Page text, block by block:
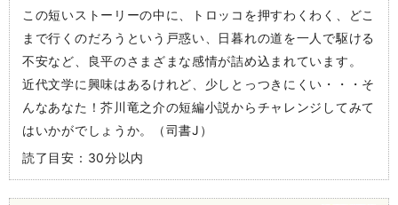
この短いストーリーの中に、トロッコを押すわくわく、どこ
まで行くのだろうという戸惑い、日暮れの道を一人で駆ける
不安など、良平のさまざまな感情が詰め込まれています。
近代文学に興味はあるけれど、少しとっつきにくい・・・そ
んなあなた！芥川竜之介の短編小説からチャレンジしてみて
はいかがでしょうか。（司書J）
読了目安：30分以内